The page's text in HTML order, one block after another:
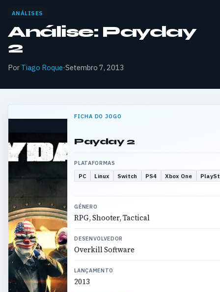
ANÁLISES
Análise: Payday
2
Por Tiago Roque·Setembro 7, 2013
FICHA DO JOGO
Payday 2
PLATAFORMAS
PC Linux Switch PS4 Xbox One
GÉNERO
RPG, Shooter, Tactical
DESENVOLVEDOR
Overkill Software
LANÇAMENTO
2013